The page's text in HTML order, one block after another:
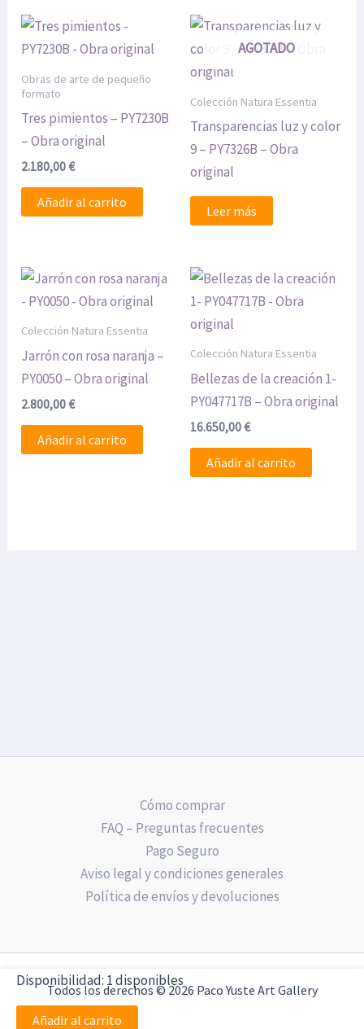
Obras de arte de pequeño
formato
Tres pimientos – PY7230B
– Obra original
2.180,00€
Añadir al carrito
AGOTADO
Colección Natura Essentia
Transparencias luz y color
9 – PY7326B – Obra
original
Leer más
Colección Natura Essentia
Jarrón con rosa naranja –
PY0050 – Obra original
2.800,00€
Añadir al carrito
Colección Natura Essentia
Bellezas de la creación 1-
PY047717B – Obra original
16.650,00€
Añadir al carrito
Cómo comprar
FAQ – Preguntas frecuentes
Pago Seguro
Aviso legal y condiciones generales
Política de envíos y devoluciones
Todos los derechos © 2026 Paco Yuste Art Gallery
Disponibilidad: 1 disponibles
Paraguayas
PY731316B
Añadir al carrito